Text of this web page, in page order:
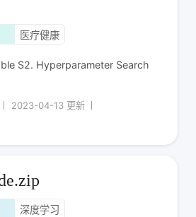
医疗健康
S2. Hyperparameter Search
2023-04-13 更新
深度学习